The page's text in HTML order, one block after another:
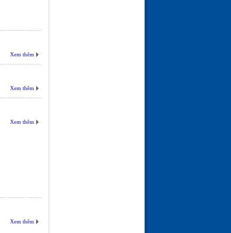
Xem thêm
Xem thêm
Xem thêm
Xem thêm